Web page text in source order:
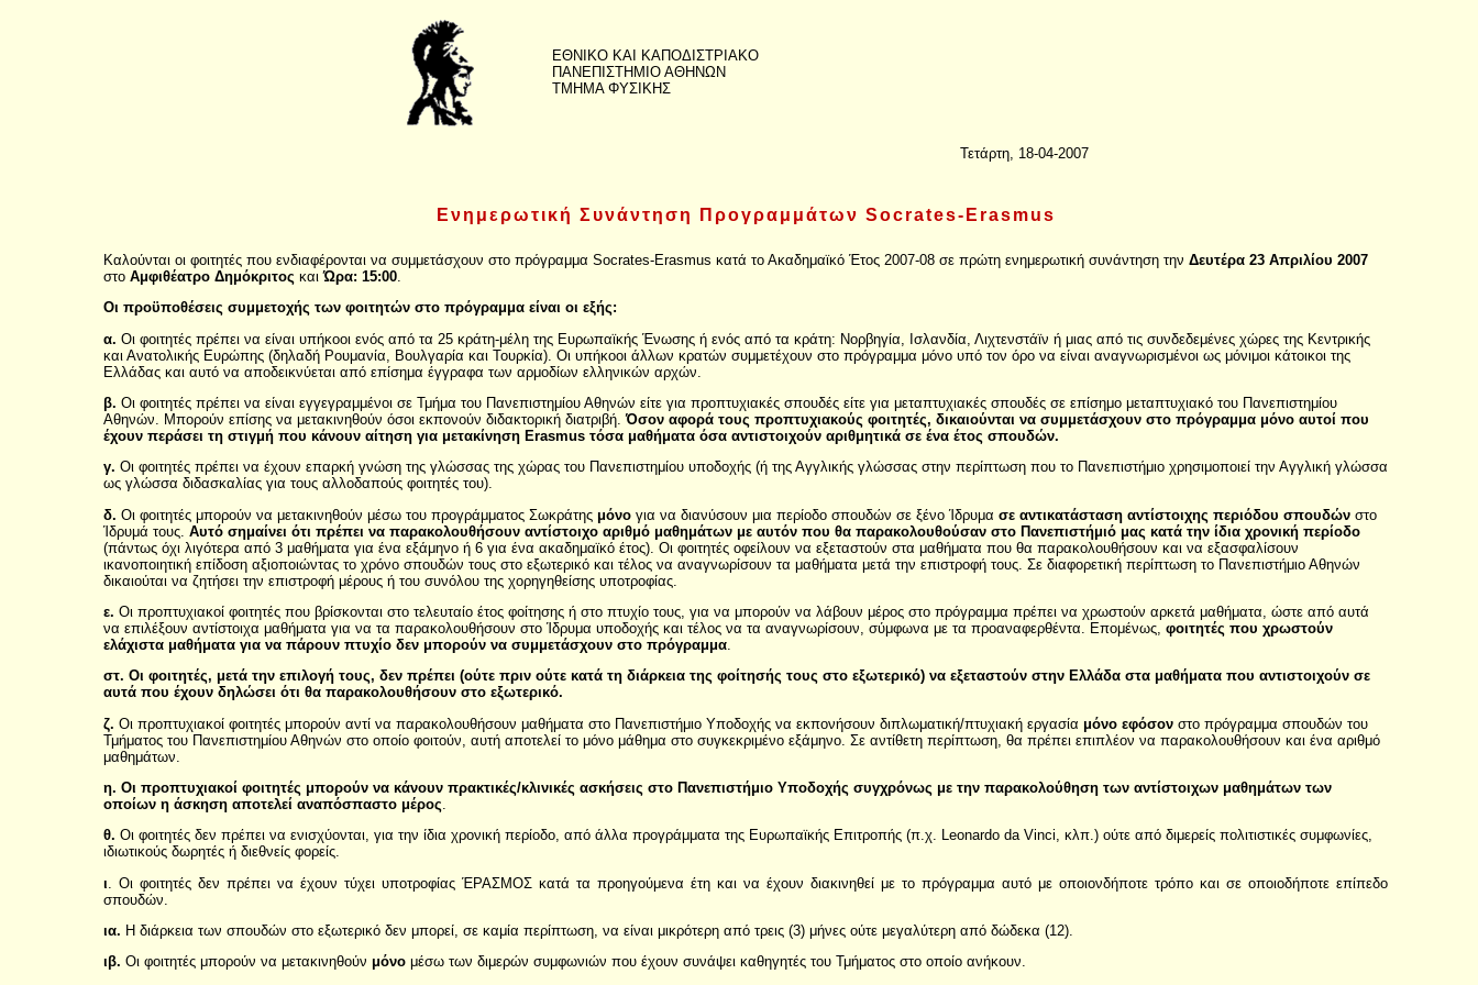
ΕΘΝΙΚΟ ΚΑΙ ΚΑΠΟΔΙΣΤΡΙΑΚΟ
ΠΑΝΕΠΙΣΤΗΜΙΟ ΑΘΗΝΩΝ
ΤΜΗΜΑ ΦΥΣΙΚΗΣ
Τετάρτη, 18-04-2007
Ενημερωτική Συνάντηση Προγραμμάτων Socrates-Erasmus
Καλούνται οι φοιτητές που ενδιαφέρονται να συμμετάσχουν στο πρόγραμμα Socrates-Erasmus κατά το Ακαδημαϊκό Έτος 2007-08 σε πρώτη ενημερωτική συνάντηση την Δευτέρα 23 Απριλίου 2007
στο Αμφιθέατρο Δημόκριτος καιΏρα: 15:00.
Οι προϋποθέσεις συμμετοχής των φοιτητών στο πρόγραμμα είναι οι εξής:
α. Οι φοιτητές πρέπει να είναι υπήκοοι ενός από τα 25 κράτη-μέλη της Ευρωπαϊκής Ένωσης ή ενός από τα κράτη: Νορβηγία, Ισλανδία, Λιχτενστάϊν ή μιας από τις συνδεδεμένες χώρες της Κεντρικής
και Ανατολικής Ευρώπης (δηλαδή Ρουμανία, Βουλγαρία και Τουρκία). Οι υπήκοοι άλλων κρατών συμμετέχουν στο πρόγραμμα μόνο υπό τον όρο να είναι αναγνωρισμένοι ως μόνιμοι κάτοικοι της
Ελλάδας και αυτό να αποδεικνύεται από επίσημα έγγραφα των αρμοδίων ελληνικών αρχών.
β. Οι φοιτητές πρέπει να είναι εγγεγραμμένοι σε Τμήμα του Πανεπιστημίου Αθηνών είτε για προπτυχιακές σπουδές είτε για μεταπτυχιακές σπουδές σε επίσημο μεταπτυχιακό του Πανεπιστημίου
Αθηνών. Μπορούν επίσης να μετακινηθούν όσοι εκπονούν διδακτορική διατριβή. Όσον αφορά τους προπτυχιακούς φοιτητές, δικαιούνται να συμμετάσχουν στο πρόγραμμα μόνο αυτοί που
έχουν περάσει τη στιγμή που κάνουν αίτηση για μετακίνηση Erasmus τόσα μαθήματα όσα αντιστοιχούν αριθμητικά σε ένα έτος σπουδών.
γ. Οι φοιτητές πρέπει να έχουν επαρκή γνώση της γλώσσας της χώρας του Πανεπιστημίου υποδοχής (ή της Αγγλικής γλώσσας στην περίπτωση που το Πανεπιστήμιο χρησιμοποιεί την Αγγλική γλώσσα
ως γλώσσα διδασκαλίας για τους αλλοδαπούς φοιτητές του).
δ. Οι φοιτητές μπορούν να μετακινηθούν μέσω του προγράμματος Σωκράτης μόνο για να διανύσουν μια περίοδο σπουδών σε ξένο Ίδρυμα σε αντικατάσταση αντίστοιχης περιόδου σπουδών στο
Ίδρυμά τους. Αυτό σημαίνει ότι πρέπει να παρακολουθήσουν αντίστοιχο αριθμό μαθημάτων με αυτόν που θα παρακολουθούσαν στο Πανεπιστήμιό μας κατά την ίδια χρονική περίοδο
(πάντως όχι λιγότερα από 3 μαθήματα για ένα εξάμηνο ή 6 για ένα ακαδημαϊκό έτος). Οι φοιτητές οφείλουν να εξεταστούν στα μαθήματα που θα παρακολουθήσουν και να εξασφαλίσουν
ικανοποιητική επίδοση αξιοποιώντας το χρόνο σπουδών τους στο εξωτερικό και τέλος να αναγνωρίσουν τα μαθήματα μετά την επιστροφή τους. Σε διαφορετική περίπτωση το Πανεπιστήμιο Αθηνών
δικαιούται να ζητήσει την επιστροφή μέρους ή του συνόλου της χορηγηθείσης υποτροφίας.
ε. Οι προπτυχιακοί φοιτητές που βρίσκονται στο τελευταίο έτος φοίτησης ή στο πτυχίο τους, για να μπορούν να λάβουν μέρος στο πρόγραμμα πρέπει να χρωστούν αρκετά μαθήματα, ώστε από αυτά
να επιλέξουν αντίστοιχα μαθήματα για να τα παρακολουθήσουν στο Ίδρυμα υποδοχής και τέλος να τα αναγνωρίσουν, σύμφωνα με τα προαναφερθέντα. Επομένως, φοιτητές που χρωστούν
ελάχιστα μαθήματα για να πάρουν πτυχίο δεν μπορούν να συμμετάσχουν στο πρόγραμμα
στ. Οι φοιτητές, μετά την επιλογή τους, δεν πρέπει (ούτε πριν ούτε κατά τη διάρκεια της φοίτησής τους στο εξωτερικό) να εξεταστούν στην Ελλάδα στα μαθήματα που αντιστοιχούν σε
αυτά που έχουν δηλώσει ότι θα παρακολουθήσουν στο εξωτερικό.
ζ. Οι προπτυχιακοί φοιτητές μπορούν αντί να παρακολουθήσουν μαθήματα στο Πανεπιστήμιο Υποδοχής να εκπονήσουν διπλωματική/πτυχιακή εργασία μόνο εφόσον στο πρόγραμμα σπουδών του
Τμήματος του Πανεπιστημίου Αθηνών στο οποίο φοιτούν, αυτή αποτελεί το μόνο μάθημα στο συγκεκριμένο εξάμηνο. Σε αντίθετη περίπτωση, θα πρέπει επιπλέον να παρακολουθήσουν και ένα αριθμό
μαθημάτων.
η. Οι προπτυχιακοί φοιτητές μπορούν να κάνουν πρακτικές/κλινικές ασκήσεις στο Πανεπιστήμιο Υποδοχής συγχρόνως με την παρακολούθηση των αντίστοιχων μαθημάτων των
οποίων η άσκηση αποτελεί αναπόσπαστο μέρος
θ. Οι φοιτητές δεν πρέπει να ενισχύονται, για την ίδια χρονική περίοδο, από άλλα προγράμματα της Ευρωπαϊκής Επιτροπής (π.χ. Leonardo da Vinci, κλπ.) ούτε από διμερείς πολιτιστικές συμφωνίες,
ιδιωτικούς δωρητές ή διεθνείς φορείς.
ι . Οι φοιτητές δεν πρέπει να έχουν τύχει υποτροφίας ΈΡΑΣΜΟΣ κατά τα προηγούμενα έτη και να έχουν διακινηθεί με το πρόγραμμα αυτό με οποιονδήποτε τρόπο και σε οποιοδήποτε επίπεδο
σπουδών.
ια. Η διάρκεια των σπουδών στο εξωτερικό δεν μπορεί, σε καμία περίπτωση, να είναι μικρότερη από τρεις (3) μήνες ούτε μεγαλύτερη από δώδεκα (12).
ιβ. Οι φοιτητές μπορούν να μετακινηθούν μόνο μέσω των διμερών συμφωνιών που έχουν συνάψει καθηγητές του Τμήματος στο οποίο ανήκουν.